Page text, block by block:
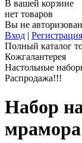
В вашей корзине
нет товаров
Вы не
Вход | Регистрация
Полный каталог
Кожгалантерея
Настольные
Распродажа!!!
Набор